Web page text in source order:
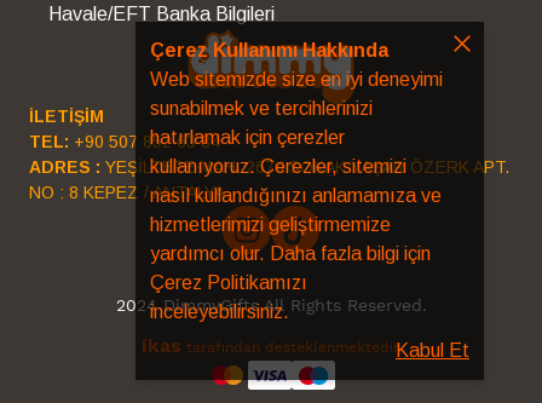
Çerez Kullanımı Hakkında
Web sitemizde size en iyi deneyimi
sunabilmek ve tercihlerinizi
hatırlamak için çerezler
kullanıyoruz. Çerezler, sitemizi
nasıl kullandığınızı anlamamıza ve
hizmetlerimizi geliştirmemize
yardımcı olur. Daha fazla bilgi için
Çerez Politikamızı
inceleyebilirsiniz.
Kabul Et
Havale/EFT Banka Bilgileri
İLETİŞİM
TEL: +90 507 852 63 34
ADRES : YEŞİLTEPE MAH. 2674 SOKAK YAŞAR ÖZERK APT.
NO : 8 KEPEZ / ANTALYA
2024 DimmyGifts All Rights Reserved.
ikas tarafından desteklenmektedir.